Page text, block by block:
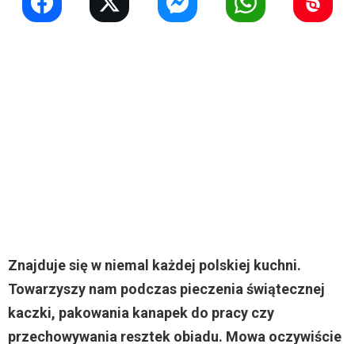
Znajduje się w niemal każdej polskiej kuchni.
Towarzyszy nam podczas pieczenia świątecznej
kaczki, pakowania kanapek do pracy czy
przechowywania resztek obiadu. Mowa oczywiście